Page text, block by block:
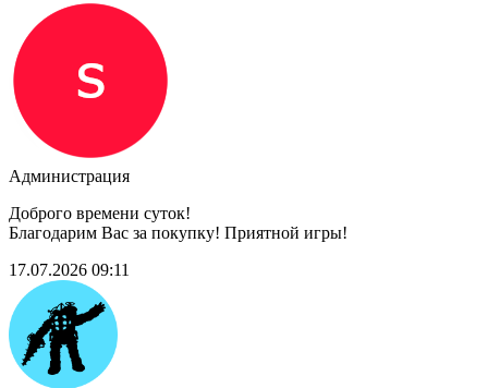
Администрация
Доброго времени суток!
Благодарим Вас за покупку! Приятной игры!
17.07.2026 09:11